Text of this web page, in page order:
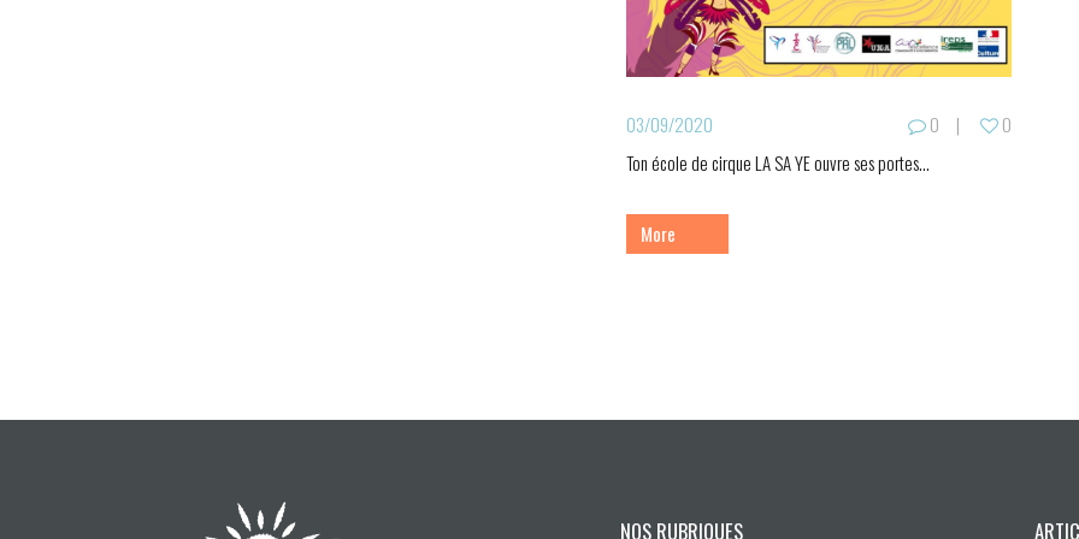
03/09/2020 0
0
Ton école de cirque LA SA YE ouvre ses portes...
More
NOS RUBRIQUES